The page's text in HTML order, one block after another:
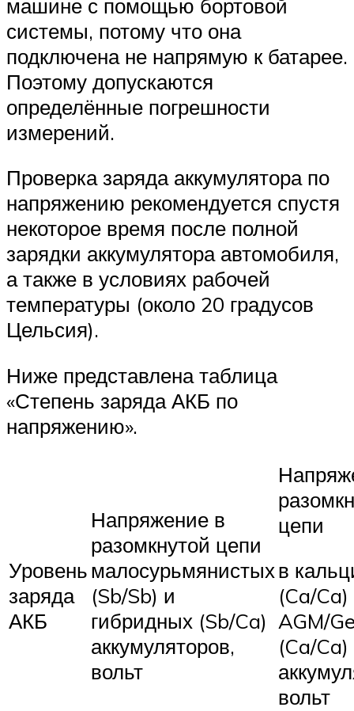
машине с помощью бортовой
системы, потому что она
подключена не напрямую к батарее.
Поэтому допускаются
определённые погрешности
измерений.
Проверка заряда аккумулятора по
напряжению рекомендуется спустя
некоторое время после полной
зарядки аккумулятора автомобиля,
а также в условиях рабочей
температуры (около 20 градусов
Цельсия).
Ниже представлена таблица
«Степень заряда АКБ по
напряжению».
Уровень
заряда
АКБ
Напряжение в
разомкнутой цепи
малосурьмянистых
(Sb/Sb) и
гибридных (Sb/Ca)
аккумуляторов,
вольт
цепи
в
(Ca/
AGM/
(Ca/Ca)
вольт